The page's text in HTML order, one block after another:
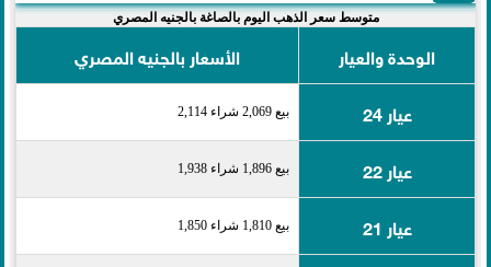
متوسط سعر الذهب اليوم بالصاغة بالجنيه المصري
الوحدة والعيار
الأسعار بالجنيه المصري
عيار 24
بيع 2,069 شراء 2,114
عيار 22 بيع 1,896 شراء 1,938
عيار 21 بيع 1,810 شراء 1,850